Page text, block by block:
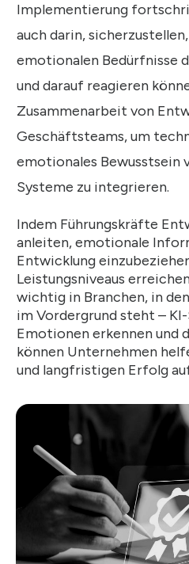
Implementierung
auch darin,
emotionalen Bedürfnisse
und darauf reagieren
Zusammenarbeit von
Geschäftsteams, um
emotionales Bewusstsein
Systeme zu integrieren.
Indem Führungskräfte
anleiten, emotionale
Entwicklung
Leistungsniveaus
wichtig in Branchen, in
im Vordergrund steht –
Emotionen erkennen und
können Unternehmen
und langfristigen Erfolg